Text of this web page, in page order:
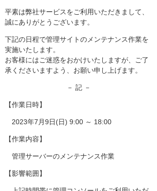
平素は弊社サービスをご利用いただきまして、
誠にありがとうございます。
下記の日程で管理サイトのメンテナンス作業を
実施いたします。
お客様にはご迷惑をおかけいたしますが、ご了
承くださいますよう、お願い申し上げます。
－ 記 －
【作業日時】
2023年7月9日(日) 9:00 ～ 18:00
【作業内容】
管理サーバーのメンテナンス作業
【影響範囲】